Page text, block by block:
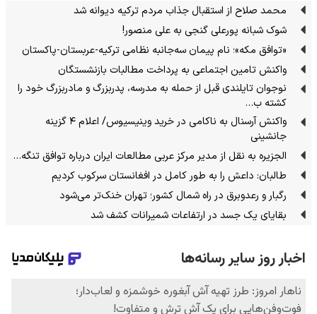
محمد صلاح از استقبال جذاب مردم ترکیه دیوانه شد
شوک شبانه پورعلی گنجی به علی منصور!
«توافق مکه»؛ نام پیمان سه‌جانبه نظامی ترکیه-عربستان-پاکستان
واکنش تامین اجتماعی به پرداخت مطالبات بازنشستگان
نوجوان تایلندی قبل از حمله به مدرسه، پدربزرگ و مادربزرگ خود را
کشته ب…
واکنش آرسنال به ناکامی در خرید وینیسیوس/ اعلام ۴ گزینه
جانشینی
الجزیره به نقل از مدیر مرکز عربی مطالعات ایران درباره توافق تنگه…
طالبان: داعش را به طور کامل در افغانستان سرکوب کردیم
رگبار و رعدوبرق در راه شمال کشور؛ تهران خنک‌تر می‌شود
بقایای یک جسد در ارتفاعات شمیرانات کشف شد